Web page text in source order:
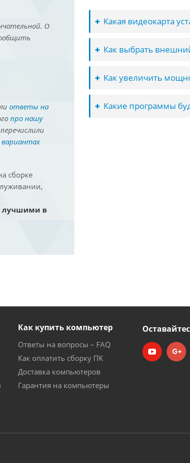
О
ответы на
про нашу
вариантах
сборке
лучшими в
Какая видеокарта
Как выбрать
Как увеличить
Какие программы
Как купить компьютер
Ответы на вопросы – FAQ
Как оплатить сборку ПК
Доставка компьютеров
Гарантия на компьютеры